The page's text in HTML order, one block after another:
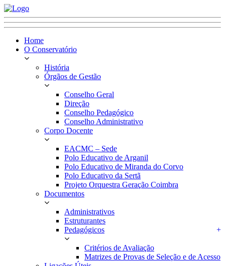
Home
O Conservatório
História
Órgãos de Gestão
Conselho Geral
Direção
Conselho Pedagógico
Conselho Administrativo
Corpo Docente
EACMC – Sede
Polo Educativo de Arganil
Polo Educativo de Miranda do Corvo
Polo Educativo da Sertã
Projeto Orquestra Geração Coimbra
Documentos
Administrativos
Estruturantes
Pedagógicos
+
Critérios de Avaliação
Matrizes de Provas de Seleção e de Acesso